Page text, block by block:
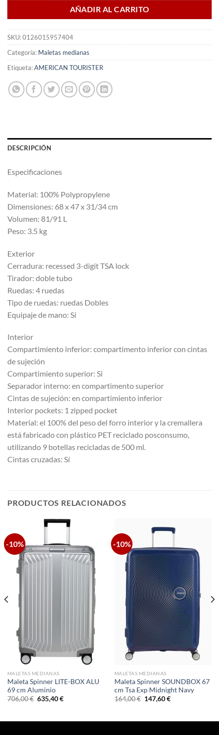
AÑADIR AL CARRITO
SKU:0126015957404
Categoría: Maletas medianas
Etiqueta:AMERICAN TOURISTER
DESCRIPCIÓN
Especificaciones
Material: 100% Polypropylene
Dimensiones: 68 x 47 x 31/34 cm
Volumen: 81/91 L
Peso: 3.5 kg
Exterior
Cerradura: recessed 3-digit TSA lock
Tirador: doble tubo
Ruedas: 4 ruedas
Tipo de ruedas: ruedas Dobles
Equipaje de mano: Sí
Interior
Compartimiento inferior: compartimento inferior con cintas
de sujeción
Compartimiento superior: Si
Separador interno: en compartimento superior
Cintas de sujeción: en compartimiento inferior
Interior pockets: 1 zipped pocket
Material: el 100% del peso del forro interior y la cremallera
está fabricado con plástico PET reciclado posconsumo,
utilizando 9 botellas recicladas de 500 ml.
Cintas cruzadas: Sí
PRODUCTOS RELACIONADOS
-10%
MALETAS MEDIANAS
Maleta Spinner LITE-BOX ALU
69 cm Aluminio
706,00€ El
precio
706,00 €.
635,40€El
635,40 €.
-10%
MALETAS MEDIANAS
Maleta Spinner SOUNDBOX 67
cm Tsa Exp Midnight Navy
164,00€ El
precio
164,00 €.
147,60€El
147,60 €.